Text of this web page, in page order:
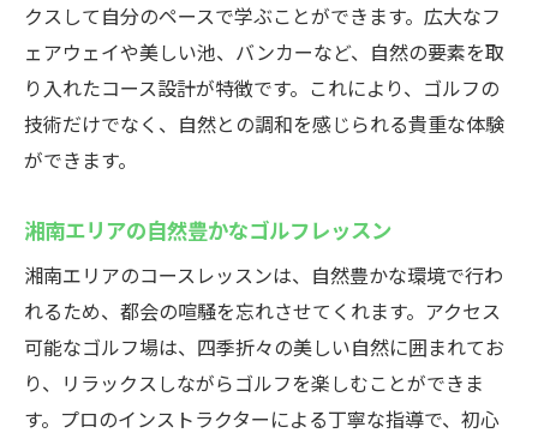
クスして自分のペースで学ぶことができます。広大なフ
ェアウェイや美しい池、バンカーなど、自然の要素を取
り入れたコース設計が特徴です。これにより、ゴルフの
技術だけでなく、自然との調和を感じられる貴重な体験
ができます。
湘南エリアの自然豊かなゴルフレッスン
湘南エリアのコースレッスンは、自然豊かな環境で行わ
れるため、都会の喧騒を忘れさせてくれます。アクセス
可能なゴルフ場は、四季折々の美しい自然に囲まれてお
り、リラックスしながらゴルフを楽しむことができま
す。プロのインストラクターによる丁寧な指導で、初心